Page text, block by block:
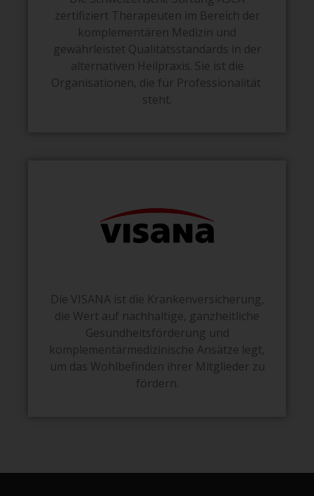
zertifiziert Therapeuten im Bereich der
komplementären Medizin und
gewährleistet Qualitätsstandards in der
alternativen Heilpraxis. Sie ist die
Organisationen, die für Professionalität
steht.
Die VISANA ist die Krankenversicherung,
die Wert auf nachhaltige, ganzheitliche
Gesundheitsförderung und
komplementärmedizinische Ansätze legt,
um das Wohlbefinden ihrer Mitglieder zu
fördern.